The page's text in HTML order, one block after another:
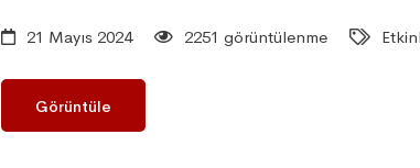
21 Mayıs 2024 2251 görüntülenme
Görüntüle